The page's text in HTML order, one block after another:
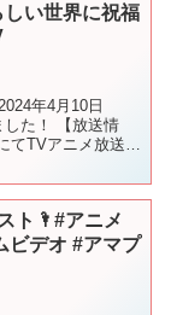
い世界に祝福
年4月10日
した！ 【放送情
てTVアニメ放送開
ト🌂#アニメ
ビデオ #アマプ